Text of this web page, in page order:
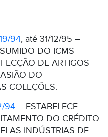
94, até 31/12/95 –
DO ICMS
DE ARTIGOS
DO
COLEÇÕES.
94 – ESTABELECE
DO CRÉDITO
INDÚSTRIAS DE